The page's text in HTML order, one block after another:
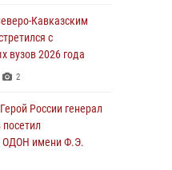
(видео)
1
обороте
поддержке
Кавказским
с
вузов 2026 года
2
России генерал
ОДОН имени Ф.Э.